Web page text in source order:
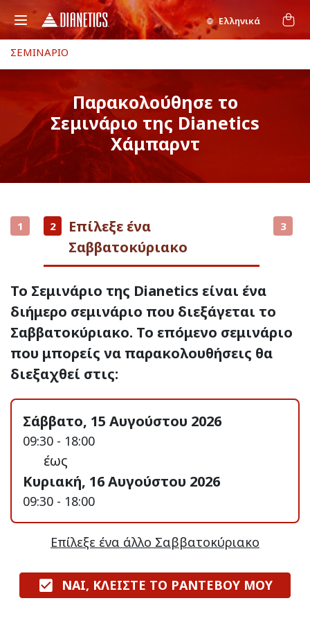
Ελληνικά
ΣΕΜΙΝΑΡΙΟ
Παρακολούθησε το
Σεμινάριο της Dianetics
Χάμπαρντ
1 2
Επίλεξε ένα
Σαββατοκύριακο
3
Το Σεμινάριο της Dianetics είναι ένα
διήμερο σεμινάριο που διεξάγεται το
Σαββατοκύριακο. Το επόμενο σεμινάριο
που μπορείς να παρακολουθήσεις θα
διεξαχθεί στις:
Σάββατο, 15 Αυγούστου 2026
09:30 - 18:00
έως
Κυριακή, 16 Αυγούστου 2026
09:30 - 18:00
Επίλεξε ένα άλλο Σαββατοκύριακο
ΝΑΙ, ΚΛΕΙΣΤΕ ΤΟ ΡΑΝΤΕΒΟΥ ΜΟΥ